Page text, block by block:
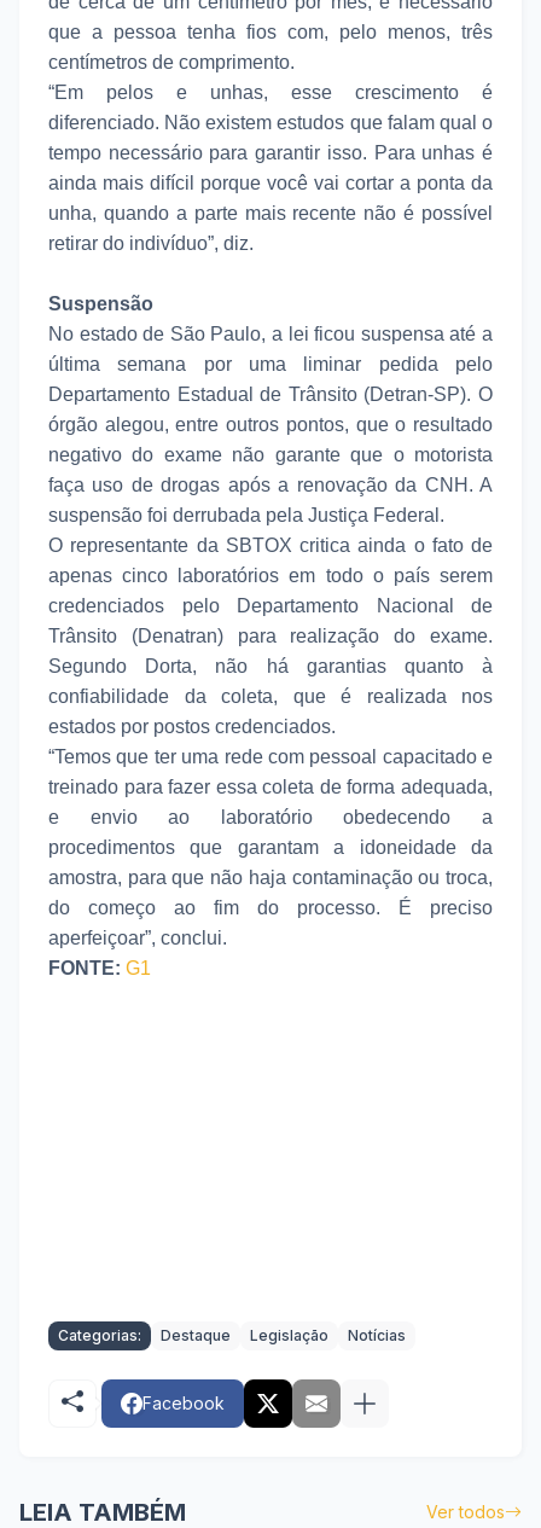
que a pessoa tenha fios com, pelo menos, três
centímetros de comprimento.
“Em pelos e unhas, esse crescimento é
diferenciado. Não existem estudos que falam qual o
tempo necessário para garantir isso. Para unhas é
ainda mais difícil porque você vai cortar a ponta da
unha, quando a parte mais recente não é possível
retirar do indivíduo”, diz.
Suspensão
No estado de São Paulo, a lei ficou suspensa até a
última semana por uma liminar pedida pelo
Departamento Estadual de Trânsito (Detran-SP). O
órgão alegou, entre outros pontos, que o resultado
negativo do exame não garante que o motorista
faça uso de drogas após a renovação da CNH. A
suspensão foi derrubada pela Justiça Federal.
O representante da SBTOX critica ainda o fato de
apenas cinco laboratórios em todo o país serem
credenciados pelo Departamento Nacional de
Trânsito (Denatran) para realização do exame.
Segundo Dorta, não há garantias quanto à
confiabilidade da coleta, que é realizada nos
estados por postos credenciados.
“Temos que ter uma rede com pessoal capacitado e
treinado para fazer essa coleta de forma adequada,
e envio ao laboratório obedecendo a
procedimentos que garantam a idoneidade da
amostra, para que não haja contaminação ou troca,
do começo ao fim do processo. É preciso
aperfeiçoar”, conclui.
FONTE: G1
Categorias: Destaque Legislação Notícias
Facebook
LEIA TAMBÉM Ver todos